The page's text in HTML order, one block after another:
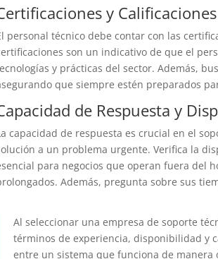
y
personal técnico debe contar con las
son un indicativo de que el
y prácticas del sector. Además,
que siempre estén preparados
de Respuesta y
capacidad de respuesta es crucial en el
a un problema urgente. Verifica la
para negocios que operan fuera del
Además, pregunta sobre sus
Al seleccionar una empresa de soporte
términos de experiencia, disponibilidad y
entre un sistema que funciona de